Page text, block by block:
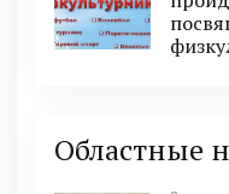
Областные